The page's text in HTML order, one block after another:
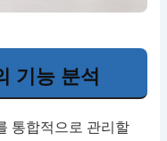
기능 분석
통합적으로 관리할